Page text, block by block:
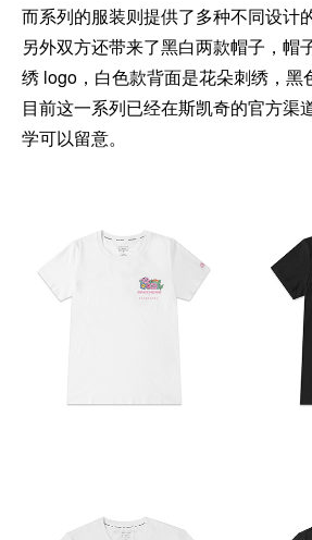
而系列的服装则提供了多种不同设计
另外双方还带来了黑白两款帽子，帽
绣 logo，白色款背面是花朵刺绣，黑
目前这一系列已经在斯凯奇的官方渠
学可以留意。